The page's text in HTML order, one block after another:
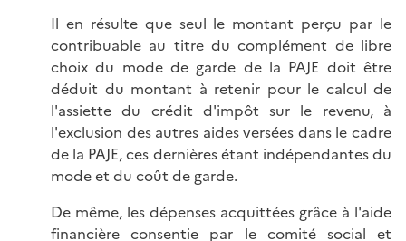
Il en résulte que seul le montant perçu par le
contribuable au titre du complément de libre
choix du mode de garde de la PAJE doit être
déduit du montant à retenir pour le calcul de
l'assiette du crédit d'impôt sur le revenu, à
l'exclusion des autres aides versées dans le cadre
de la PAJE, ces dernières étant indépendantes du
mode et du coût de garde.
De même, les dépenses acquittées grâce à l'aide
financière consentie par le comité social et